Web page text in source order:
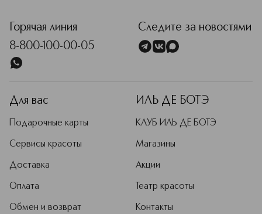
Горячая линия
8-800-100-00-05
Следите за новостями
Для вас
Подарочные карты
Сервисы красоты
Доставка
Оплата
Обмен и возврат
ИЛЬ ДЕ БОТЭ
КЛУБ ИЛЬ ДЕ БОТЭ
Магазины
Акции
Театр красоты
Контакты